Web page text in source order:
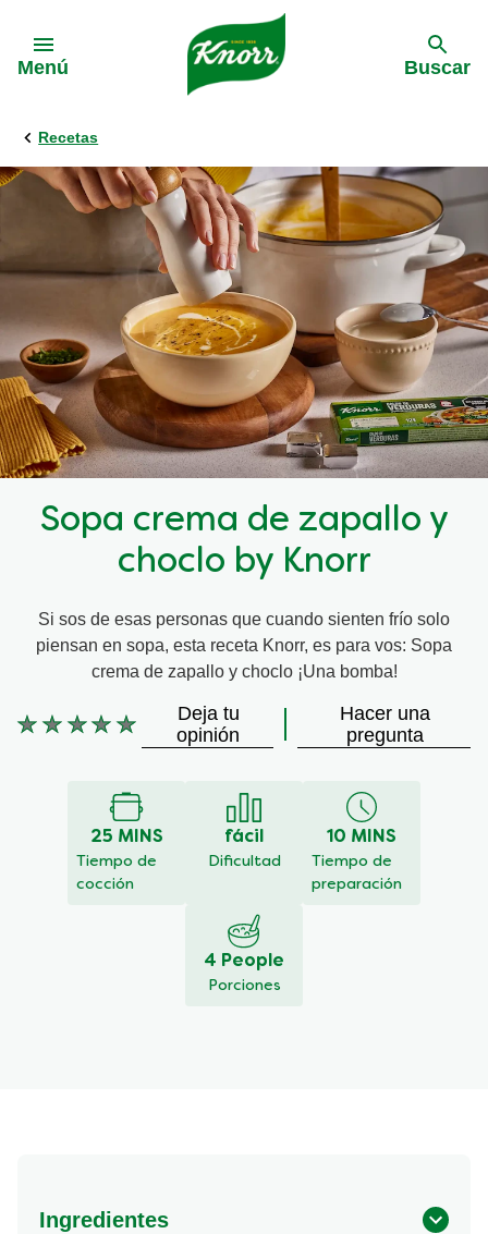
Menú Buscar
Recetas
Sopa crema de zapallo y
choclo by Knorr
Si sos de esas personas que cuando sienten frío solo
piensan en sopa, esta receta Knorr, es para vos: Sopa
crema de zapallo y choclo ¡Una bomba!
No
calificaciones
Deja tu
opinión
Hacer una
pregunta
25 MINS
Tiempo de
cocción
fácil
Dificultad
10 MINS
Tiempo de
preparación
4 People
Porciones
Ingredientes